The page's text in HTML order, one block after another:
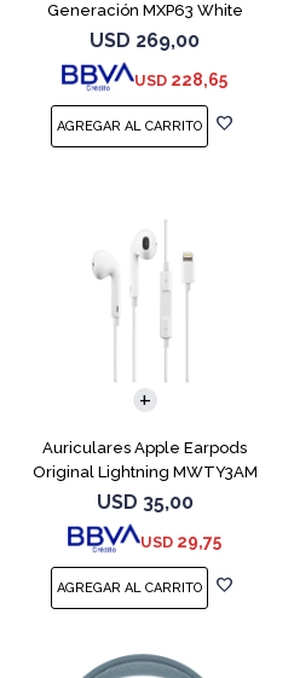
Generación MXP63 White
USD 269,00
USD 228,65
Auriculares Apple Earpods
Original Lightning MWTY3AM
USD 35,00
USD 29,75